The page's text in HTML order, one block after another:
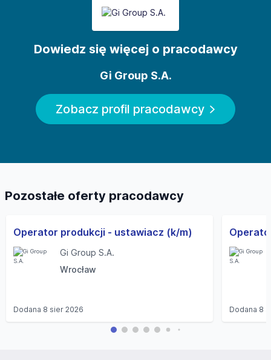
Dowiedz się więcej o pracodawcy
Gi Group S.A.
Zobacz profil pracodawcy
Pozostałe oferty pracodawcy
Operator produkcji - ustawiacz (k/m)
Gi Group S.A.
Wrocław
Dodana 8 sier 2026 Dodana 8